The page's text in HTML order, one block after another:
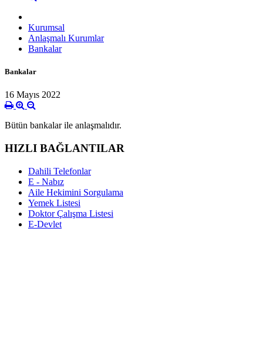
Kurumsal
Anlaşmalı Kurumlar
Bankalar
Bankalar
16 Mayıs 2022
Bütün bankalar ile anlaşmalıdır.
HIZLI BAĞLANTILAR
Dahili Telefonlar
E - Nabız
Aile Hekimini Sorgulama
Yemek Listesi
Doktor Çalışma Listesi
E-Devlet